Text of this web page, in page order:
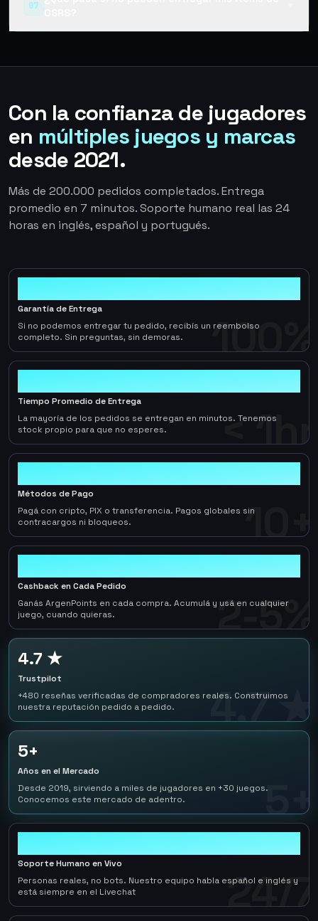
07
OSRS?
Con la confianza de jugadores
en múltiples juegos y marcas
desde 2021.
Más de 200.000 pedidos completados. Entrega
promedio en 7 minutos. Soporte humano real las 24
horas en inglés, español y portugués.
100%
Garantía de Entrega
Si no podemos entregar tu pedido, recibís un reembolso
completo. Sin preguntas, sin demoras.
< 1hr
Tiempo Promedio de Entrega
La mayoría de los pedidos se entregan en minutos. Tenemos
stock propio para que no esperes.
10+
Métodos de Pago
Pagá con cripto, PIX o transferencia. Pagos globales sin
contracargos ni bloqueos.
2-5%
Cashback en Cada Pedido
Ganás ArgenPoints en cada compra. Acumulá y usá en cualquier
juego, cuando quieras.
4.7 ★
4.7 ★
Trustpilot
+480 reseñas verificadas de compradores reales. Construimos
nuestra reputación pedido a pedido.
5+
5+
Años en el Mercado
Desde 2019, sirviendo a miles de jugadores en +30 juegos.
Conocemos este mercado de adentro.
24/7
Soporte Humano en Vivo
Personas reales, no bots. Nuestro equipo habla español e inglés y
está siempre en el Livechat